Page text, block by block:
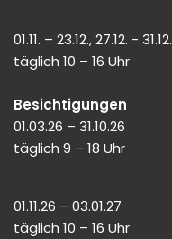
01.11. – 23.12., 27.12. - 31.12.
täglich 10 – 16 Uhr
Besichtigungen
01.03.26 – 31.10.26
täglich 9 – 18 Uhr
01.11.26 – 03.01.27
täglich 10 – 16 Uhr